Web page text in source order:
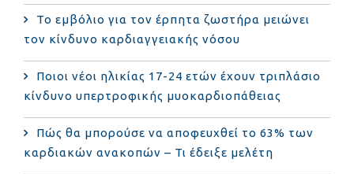
Το εμβόλιο για τον έρπητα ζωστήρα μειώνει
τον κίνδυνο καρδιαγγειακής νόσου
Ποιοι νέοι ηλικίας 17-24 ετών έχουν τριπλάσιο
κίνδυνο υπερτροφικής μυοκαρδιοπάθειας
Πώς θα μπορούσε να αποφευχθεί το 63% των
καρδιακών ανακοπών – Τι έδειξε μελέτη